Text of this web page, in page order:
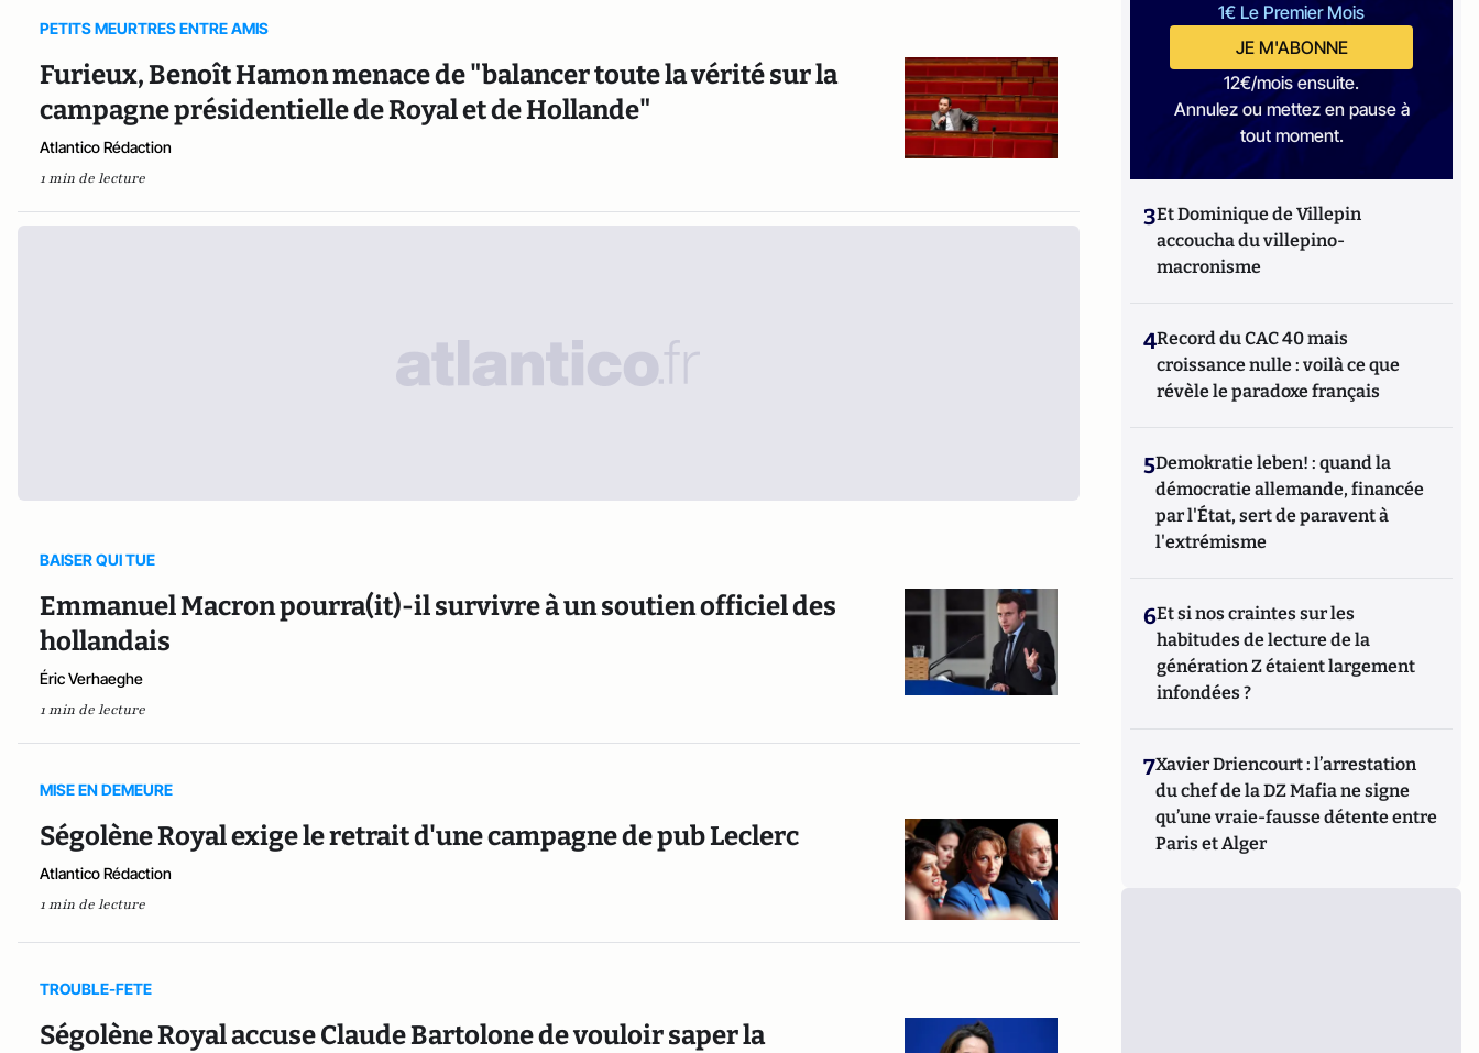
PETITS MEURTRES ENTRE AMIS
Furieux, Benoît Hamon menace de "balancer toute la vérité sur la
campagne présidentielle de Royal et de Hollande"
Atlantico Rédaction
1 min de lecture
BAISER QUI TUE
Emmanuel Macron pourra(it)-il survivre à un soutien officiel des
hollandais
Éric Verhaeghe
1 min de lecture
MISE EN DEMEURE
Ségolène Royal exige le retrait d'une campagne de pub Leclerc
Atlantico Rédaction
1 min de lecture
TROUBLE-FETE
Ségolène Royal accuse Claude Bartolone de vouloir saper la
1€ Le Premier Mois
JE M'ABONNE
12€/mois ensuite.
Annulez ou mettez en pause à
tout moment.
3Et Dominique de Villepin
accoucha du villepino-
macronisme
4Record du CAC 40 mais
croissance nulle : voilà ce que
révèle le paradoxe français
5Demokratie leben! : quand la
démocratie allemande, financée
par l'État, sert de paravent à
l'extrémisme
6Et si nos craintes sur les
habitudes de lecture de la
génération Z étaient largement
infondées ?
7Xavier Driencourt : l’arrestation
du chef de la DZ Mafia ne signe
qu’une vraie-fausse détente entre
Paris et Alger